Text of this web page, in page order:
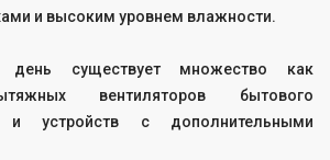
и высоким уровнем влажности.
день существует множество как
вентиляторов бытового
и устройств с дополнительными